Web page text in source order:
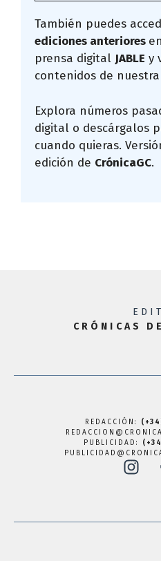
También puedes
ediciones anteriores
prensa digital JABLE y
contenidos de
Explora números
digital o descárgalos
cuando quieras.
edición de CrónicaGC.
CRÓNICAS
REDACCIÓN:
PUBLICIDAD: